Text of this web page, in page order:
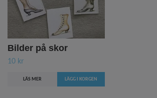
Bilder på skor
10 kr
LÄS MER